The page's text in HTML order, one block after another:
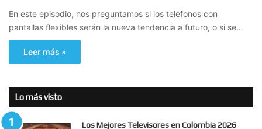
En este episodio, nos preguntamos si los teléfonos con
pantallas flexibles serán la nueva tendencia a futuro, o si se…
Leer más »
Lo más visto
Los Mejores Televisores en Colombia 2026